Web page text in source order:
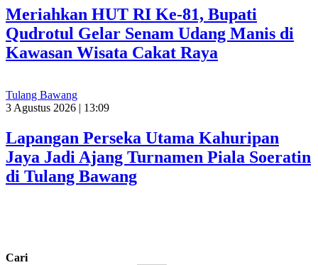
Meriahkan HUT RI Ke-81, Bupati
Qudrotul Gelar Senam Udang Manis di
Kawasan Wisata Cakat Raya
Tulang Bawang
3 Agustus 2026 | 13:09
Lapangan Perseka Utama Kahuripan
Jaya Jadi Ajang Turnamen Piala Soeratin
di Tulang Bawang
Cari